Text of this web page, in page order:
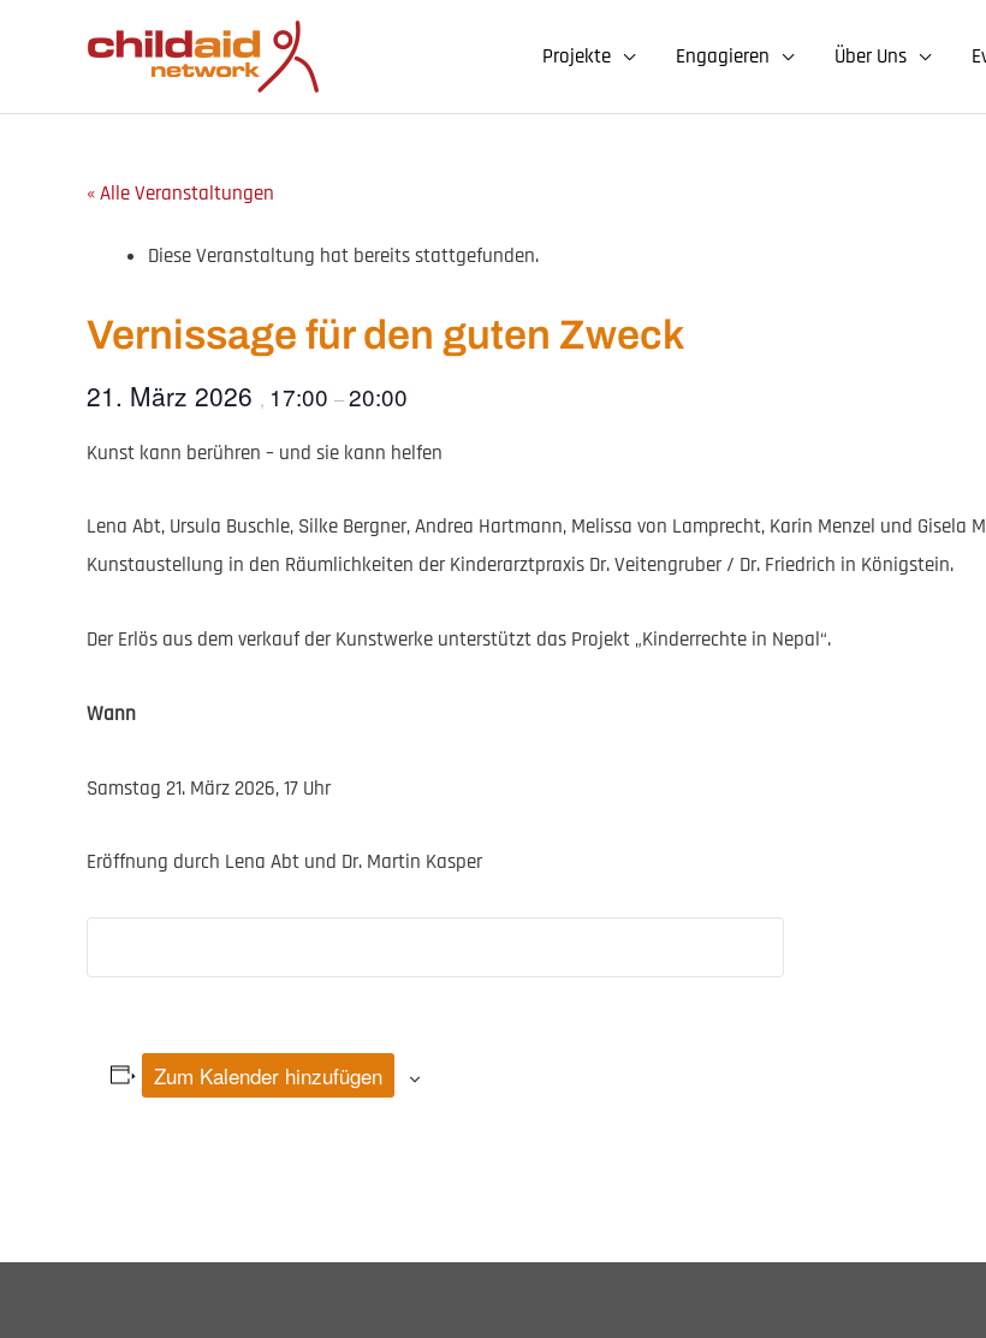
Projekte Engagieren Über Uns
« Alle Veranstaltungen
Diese Veranstaltung hat bereits stattgefunden.
Vernissage für den guten Zweck
21. März 2026 , 17:00 –20:00
Kunst kann berühren – und sie kann helfen
Lena Abt, Ursula Buschle, Silke Bergner, Andrea Hartmann, Melissa von Lamprecht, Karin Menzel und
Kunstaustellung in den Räumlichkeiten der Kinderarztpraxis Dr. Veitengruber / Dr. Friedrich in Königstein.
Der Erlös aus dem verkauf der Kunstwerke unterstützt das Projekt „Kinderrechte in Nepal“.
Wann
Samstag 21. März 2026, 17 Uhr
Eröffnung durch Lena Abt und Dr. Martin Kasper
Zum Kalender hinzufügen
Navigation